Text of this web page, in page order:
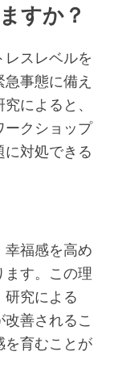
すか？
スレベルを
事態に備え
によると、
ークショップ
対処できる
福感を高め
ます。この理
究による
善されるこ
を育むことが